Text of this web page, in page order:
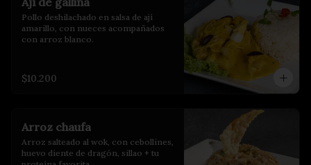
Pollo deshilachado en salsa de ají
amarillo, con nueces acompañados
con arroz blanco.
$10.200
Arroz chaufa
Arroz salteado al wok, con cebollines,
huevo diente de dragón, sillao + tu